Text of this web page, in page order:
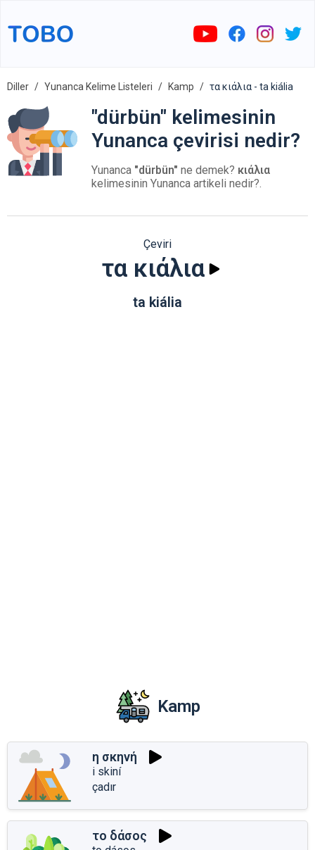
Diller Yunanca Kelime Listeleri Kamp τα κιάλια - ta kiália
"dürbün" kelimesinin
Yunanca çevirisi nedir?
Yunanca "dürbün" ne demek? κιάλια
kelimesinin Yunanca artikeli nedir?.
Çeviri
τα κιάλια
ta kiália
Kamp
η σκηνή
i skiní
çadır
το δάσος